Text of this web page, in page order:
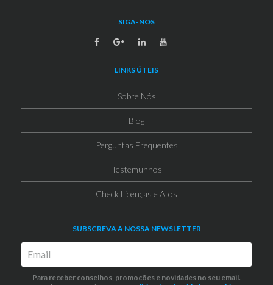
SIGA-NOS
LINKS ÚTEIS
Sobre Nós
Blog
Perguntas Frequentes
Testemunhos
Check Licenças e Atos
SUBSCREVA A NOSSA NEWSLETTER
Para receber conselhos, promocões e novidades no seu email.